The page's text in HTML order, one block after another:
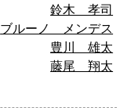
鈴木 孝司
ブルーノ メンデス
豊川 雄太
藤尾 翔太